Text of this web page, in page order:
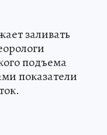
заливать
подъема
показатели